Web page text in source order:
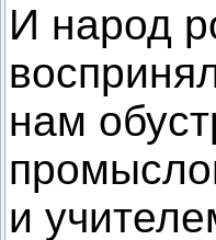
И народ
нам
и